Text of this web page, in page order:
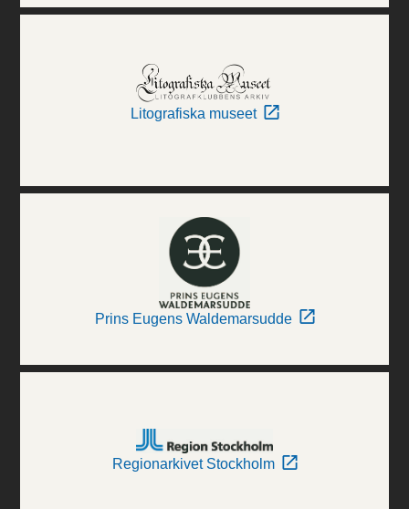
Litografiska museet
Prins Eugens Waldemarsudde
Regionarkivet Stockholm